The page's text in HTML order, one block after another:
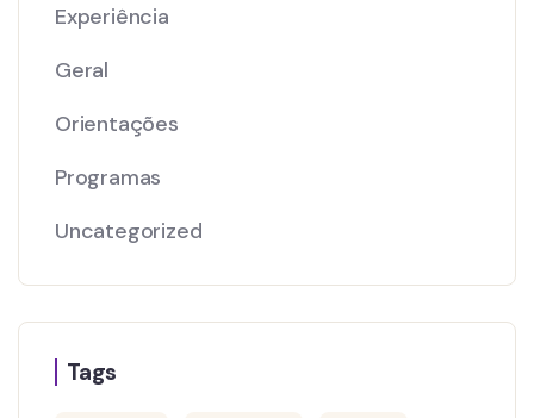
Experiência
Geral
Orientações
Programas
Uncategorized
Tags